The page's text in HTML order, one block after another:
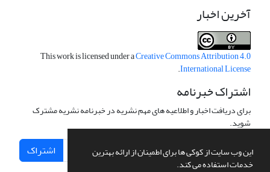
این وب سایت از کوکی ها برای اطمینان از ارائه بهترین
خدمات استفاده می کند.
آخرین اخبار
This work is licensed under aCreative Commons Attribution 4.0
International License
.
اشتراک خبرنامه
برای دریافت اخبار و اطلاعیه های مهم نشریه در خبرنامه نشریه مشترک
شوید.
اشتراک